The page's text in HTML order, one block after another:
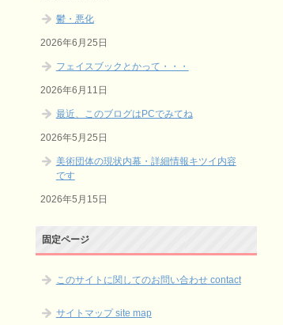
鬱・悪化
2026年6月25日
フェイスブックとかって・・・
2026年6月11日
最近、このブログはPCでみてね
2026年5月25日
美術団体の現状内幕・詳細情報キツイ内容
です
2026年5月15日
固定ページ
このサイトに関してのお問い合わせ contact
サイトマップ site map